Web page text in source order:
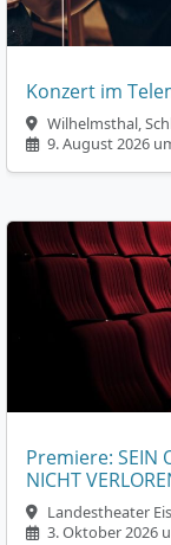
Konzert im
Wilhelmsthal,
9. August 2026
Premiere: SEIN
NICHT
Landestheater
3. Oktober 2026